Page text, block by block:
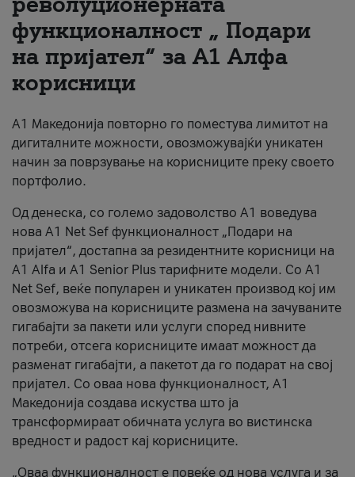
За нас
#ПодобарОнлајн
функционалност „ Подари
на пријател“ за А1 Алфа
корисници
А1 Македонија повторно го поместува лимитот на
дигиталните можности, овозможувајќи уникатен
начин за поврзување на корисниците преку своето
портфолио.
Од денеска, со големо задоволство А1 воведува
нова A1 Net Sef функционалност „Подари на
пријател“, достапна за резидентните корисници на
А1 Alfa и A1 Senior Plus тарифните модели. Со A1
Net Sef, веќе популарен и уникатен производ кој им
овозможува на корисниците размена на зачуваните
гигабајти за пакети или услуги според нивните
потреби, отсега корисниците имаат можност да
разменат гигабајти, а пакетот да го подарат на свој
пријател. Со оваа нова функционалност, А1
Македонија создава искуства што ја
трансформираат обичната услуга во вистинска
вредност и радост кај корисниците.
„Оваа функционалност е повеќе од нова услуга и за